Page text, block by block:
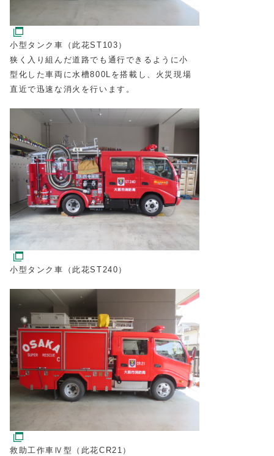
小型タンク車（此花ST103）
狭く入り組んだ道路でも通行できるように小
型化した車両に水槽800Lを搭載し、火災現場
直近で迅速な消火を行います。
小型タンク車（此花ST240）
救助工作車Ⅳ型（此花CR21）